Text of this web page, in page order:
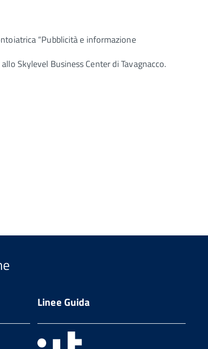
“Pubblicità e informazione
Skylevel Business Center di Tavagnacco.
Linee Guida